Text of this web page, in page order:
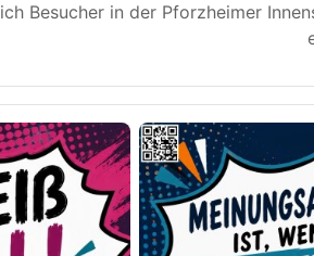
Besucher in der Pforzheimer